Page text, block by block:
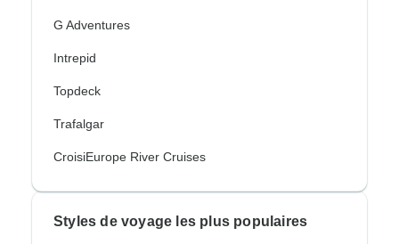
G Adventures
Intrepid
Topdeck
Trafalgar
CroisiEurope River Cruises
Styles de voyage les plus populaires